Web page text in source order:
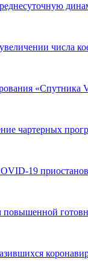
числа
«Спутника
чартерных
19